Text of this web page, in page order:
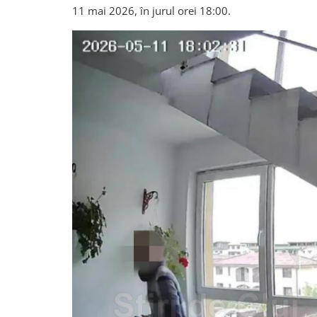
11 mai 2026, în jurul orei 18:00.